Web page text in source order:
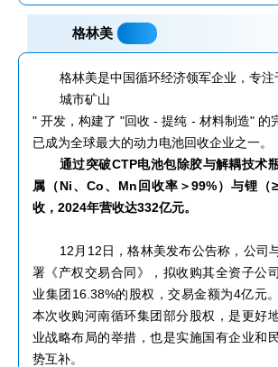
格林美
格林美是中国循环经济领军企业，专注
城市矿山
" 开发，构建了 "回收 - 提纯 - 材料制造" 的
已成为全球最大的动力电池回收企业之一。
通过突破CTP电池包除胶与解耦技术
属（Ni、Co、Mn回收率＞99%）与锂（
收，2024年营收达332亿元。
12月12日，格林美发布公告称，公司
署《产权交易合同》，拟收购其全资子公
业集团16.38%的股权，交易金额为4亿元
本次收购河南循环集团部分股权，是更好
业战略布局的举措，也是实施国有企业和
势互补。